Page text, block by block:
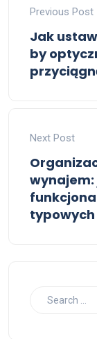
Previous Post
Jak
by
Next Post
typowych